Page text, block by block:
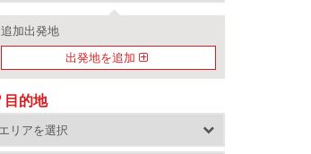
追加出発地
出発地を追加
目的地